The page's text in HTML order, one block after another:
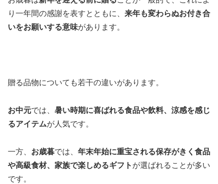
り一年間の感謝を表すとともに、 来年も変わらぬお付き合
いをお願いする意味があります。
贈る品物についても若干の違いがあります。
お中元では、 暑い時期に喜ばれる食品や飲料、涼感を感じ
るアイテムが人気です。
一方、 お歳暮では、 年末年始に重宝される保存がきく食品
や高級食材、家族で楽しめるギフト が選ばれることが多い
です。